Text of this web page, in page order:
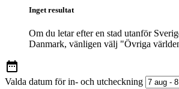
Inget resultat
Om du letar efter en stad utanför
Danmark, vänligen välj "Övriga
Valda datum för in- och utcheckning